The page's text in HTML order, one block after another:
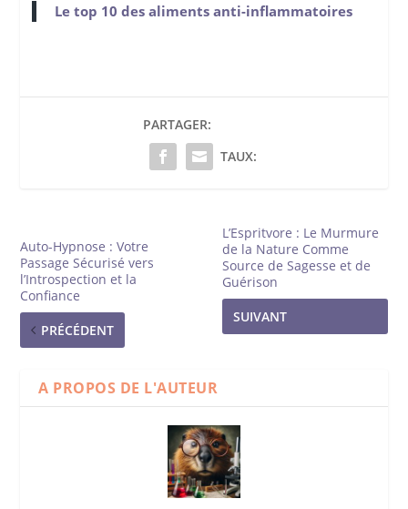
Le top 10 des aliments anti-inflammatoires
PARTAGER:
TAUX:
Auto-Hypnose : Votre
Passage Sécurisé vers
l’Introspection et la
Confiance
PRÉCÉDENT
L’Espritvore : Le Murmure
de la Nature Comme
Source de Sagesse et de
Guérison
SUIVANT
A PROPOS DE L'AUTEUR